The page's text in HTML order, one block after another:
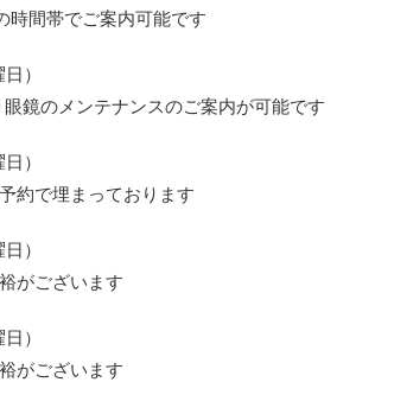
時間帯でご案内可能です
）
眼鏡のメンテナンスのご案内が可能です
）
約で埋まっております
）
がございます
）
がございます